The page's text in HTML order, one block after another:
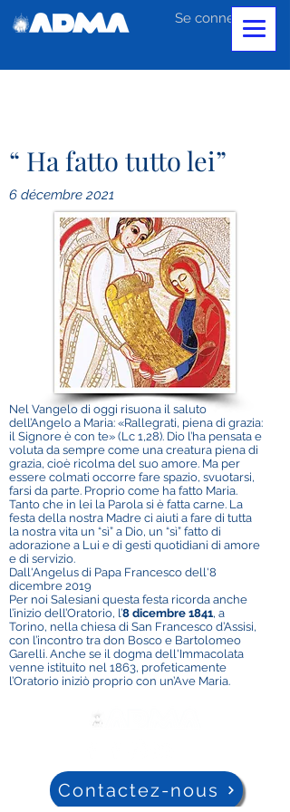
Se connecter
“ Ha fatto tutto lei”
6 décembre 2021
Nel Vangelo di oggi risuona il saluto
dell’Angelo a Maria: «Rallegrati, piena di grazia:
il Signore è con te» (Lc 1,28). Dio l’ha pensata e
voluta da sempre come una creatura piena di
grazia, cioè ricolma del suo amore. Ma per
essere colmati occorre fare spazio, svuotarsi,
farsi da parte. Proprio come ha fatto Maria.
Tanto che in lei la Parola si è fatta carne. La
festa della nostra Madre ci aiuti a fare di tutta
la nostra vita un “sì” a Dio, un “sì” fatto di
adorazione a Lui e di gesti quotidiani di amore
e di servizio.
Dall'Angelus di Papa Francesco dell'8
dicembre 2019
Per noi Salesiani questa festa ricorda anche
l’inizio dell’Oratorio, l’8 dicembre 1841, a
Torino, nella chiesa di San Francesco d’Assisi,
con l’incontro tra don Bosco e Bartolomeo
Garelli. Anche se il dogma dell'Immacolata
venne istituito nel 1863, profeticamente
l’Oratorio iniziò proprio con un’Ave Maria.
Contactez-nous